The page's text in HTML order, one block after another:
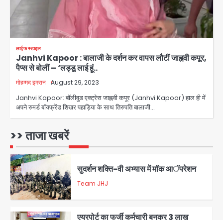
लाईफ स्टाइल
Janhvi Kapoor : बालाजी के दर्शन कर वापस लौटीं जाह्नवी कपूर,
पैप्स से बोलीं – ‘लड्डू लाई हूं..
मोहम्मद इमरान August 29, 2023
Janhvi Kapoor: बॉलीवुड एक्ट्रेस जाह्नवी कपूर (Janhvi Kapoor) हाल ही में
अपने रुमर्ड बॉयफ्रेंड शिखर पहाड़िया के साथ तिरुपति बालाजी…
>> ताजा खबरें
4
एम्स से बेहतर मेडिकल हब, सीएम योगी को लिखा
पत्र
Avinash Kumar
‘आशियाना’ अभियान – 500 बाढ़रोधी घर,
220 तैयार; जुबीन गर्ग की विरासत और बॉलीवुड
सितारों का जमीनी सहयोग
Avinash Kumar
1
युवा इनोवेटरों की सोच से हाईटेक होगी दिल्ली
पुलिस
2
Team JHJ
एयरपोर्ट का फर्जी कर्मचारी बनकर 3 लाख
उड़ाए, अब पहुंचा सलाखों के पीछे